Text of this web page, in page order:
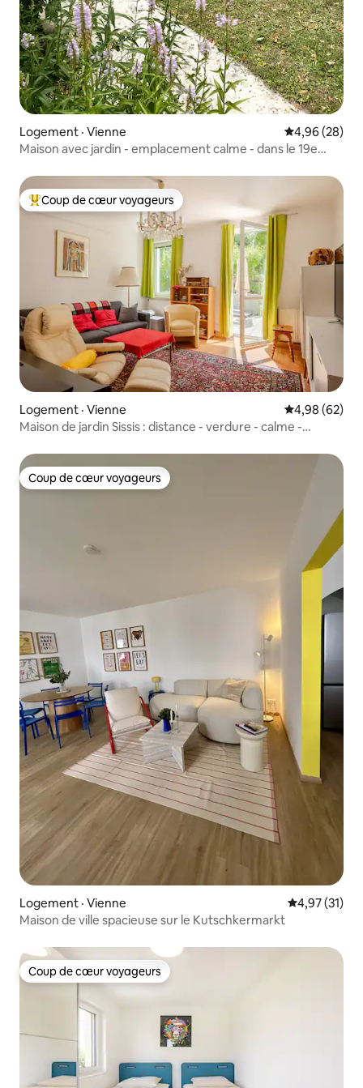
Logement · Vienne Note
4,96 (28)
Maison avec jardin - emplacement calme - dans le 19e
Coup de cœur voyageurs parmi les plus aimés
Coup de cœur voyageurs
Logement · Vienne Note
4,98 (62)
Maison de jardin Sissis : distance - verdure - calme -
Coup de cœur voyageurs
Coup de cœur voyageurs
Logement · Vienne Note
4,97 (31)
Maison de ville spacieuse sur le Kutschkermarkt
Coup de cœur voyageurs
Coup de cœur voyageurs